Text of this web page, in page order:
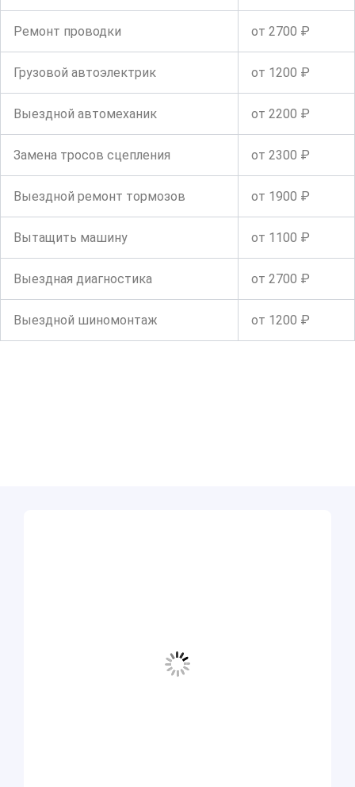
Ремонт проводки от 2700 ₽
Грузовой автоэлектрик от 1200 ₽
Выездной автомеханик от 2200 ₽
Замена тросов сцепления от 2300 ₽
Выездной ремонт тормозов от 1900 ₽
Вытащить машину от 1100 ₽
Выездная диагностика от 2700 ₽
Выездной шиномонтаж от 1200 ₽